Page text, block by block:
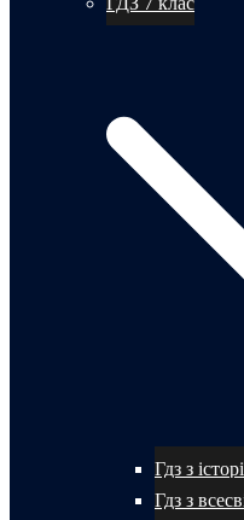
Гдз з
Гдз з